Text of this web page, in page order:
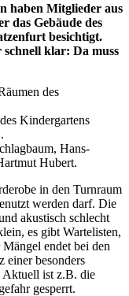
haben Mitglieder aus
das Gebäude des
besichtigt.
klar: Da muss
Kindergartens
Hans-
Hubert.
in den Turnraum
werden darf. Die
akustisch schlecht
es gibt Wartelisten,
endet bei den
einer besonders
Aktuell ist z.B. die
gesperrt.